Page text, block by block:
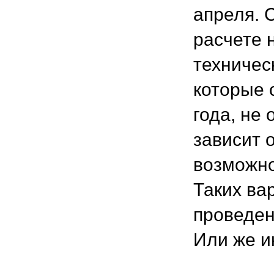
апреля.
расчете
которые
года, не
зависит
Таких
Или же